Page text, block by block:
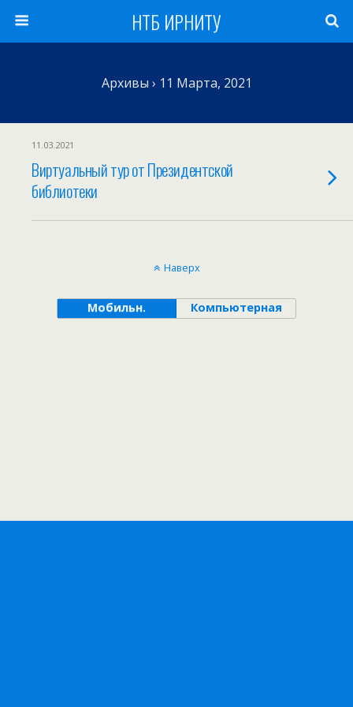
НТБ ИРНИТУ
Архивы › 11 Марта, 2021
11.03.2021
Виртуальный тур от Президентской
библиотеки
Наверх
Мобильн. Компьютерная